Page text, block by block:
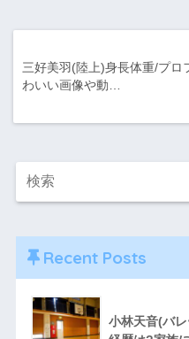
三好美羽(陸上)身長体重/プロ
わいい画像や動…
Recent Posts
小林天音(バ